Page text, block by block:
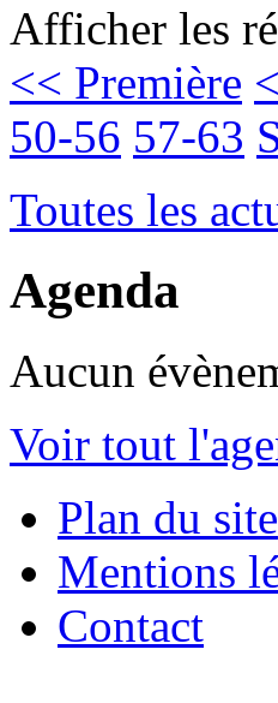
Afficher les
<< Première
50-56 57-63
Toutes les
Agenda
Aucun
Voir tout
Plan du site
Mentions
Contact